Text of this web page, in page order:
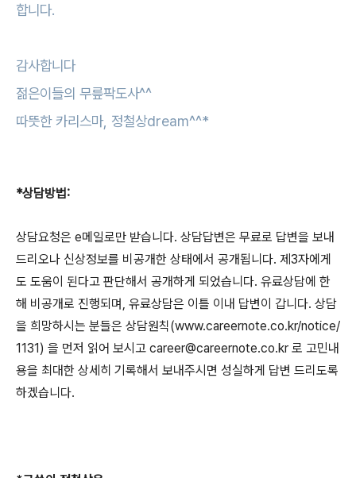
합니다.
감사합니다
젊은이들의 무릎팍도사^^
따뜻한 카리스마, 정철상dream^^*
*상담방법 :
상담요청은 e메일로만 받습니다. 상담답변은 무료로 답변을 보내
드리오나 신상정보를 비공개한 상태에서 공개됩니다. 제 3자에게
도 도움이 된다고 판단해서 공개하게 되었습니다. 유료상담에 한
해 비공개로 진행되며 유료상담은 이틀 이내 답변이 갑니다. 상담
을 희망하시는 분들은 상담원칙(www.careernote.co.kr/notice/
1131) 을 먼저 읽어 보시고 career@careernote.co.kr 로 고민내
용을 최대한 상세히 기록해서 보내주시면 성실하게 답변 드리도록
하겠습니다.